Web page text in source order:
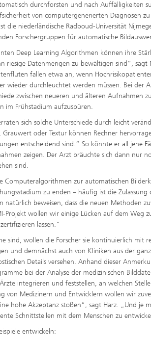
durchforsten und nach Auffälligkeiten
von computergenerierten Diagnosen
die niederländische Radboud-Universität
Forschergruppen für automatische
Deep Learning Algorithmen können ihre
riesige Datenmengen zu bewältigen sind“, sagt
fallen etwa an, wenn
wieder durchleuchtet werden müssen. Bei der
zwischen neueren und älteren Aufnahmen
im Frühstadium aufzuspüren.
sich solche Unterschiede durch leicht
oder Textur können Rechner
entscheidend sind.“ So könnte er all jene
zeigen. Der Arzt bräuchte sich dann nur
sind.
Computeralgorithmen zur automatischen
zu enden – häufig ist die Zulassung
beweisen, dass die neuen Methoden
wollen wir einige Lücken auf dem Weg
lassen.“
sind, wollen die Forscher sie kontinuierlich mit
und demnächst auch von Kliniken aus der
Details versehen. Anhand dieser
bei der Analyse der medizinischen
integrieren und feststellen, an welchen
von Medizinern und Entwicklern wollen wir
hohe Akzeptanz stoßen“, sagt Harz. „Und je
Schnittstellen mit dem Menschen zu
entwickeln: